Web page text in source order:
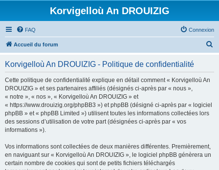
Korvigelloù An DROUIZIG
FAQ Connexion
Accueil du forum
Korvigelloù An DROUIZIG - Politique de confidentialité
Cette politique de confidentialité explique en détail comment « Korvigelloù An
DROUIZIG » et ses partenaires affiliés (désignés ci-après par « nous »,
« notre », « nos », « Korvigelloù An DROUIZIG » et
« https://www.drouizig.org/phpBB3 ») et phpBB (désigné ci-après par « logiciel
phpBB » et « phpBB Limited ») utilisent toutes les informations collectées lors
des sessions d’utilisation de votre part (désignées ci-après par « vos
informations »).
Vos informations sont collectées de deux manières différentes. Premièrement,
en naviguant sur « Korvigelloù An DROUIZIG », le logiciel phpBB génèrera un
certain nombre de cookies qui sont de petits fichiers téléchargés